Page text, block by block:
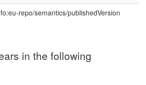
repo/semantics/publishedVersion
in the following